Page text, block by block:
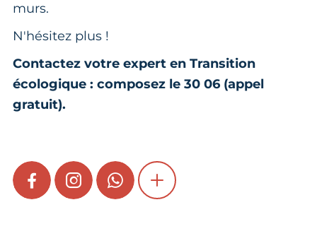
murs.
N'hésitez plus !
Contactez votre expert en Transition
écologique : composez le 30 06 (appel
gratuit).
FACEBOOKINSTAGRAMWHATSAPPSHOW MORE